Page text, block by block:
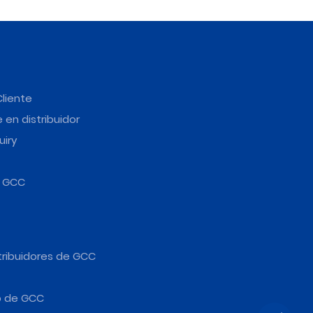
en distribuidor
de GCC
GCC